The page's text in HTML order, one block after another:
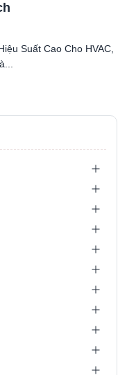
Suất Cao Cho HVAC,
là...